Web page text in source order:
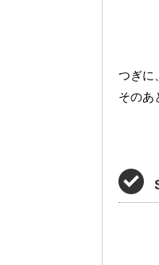
つぎに
そのあ